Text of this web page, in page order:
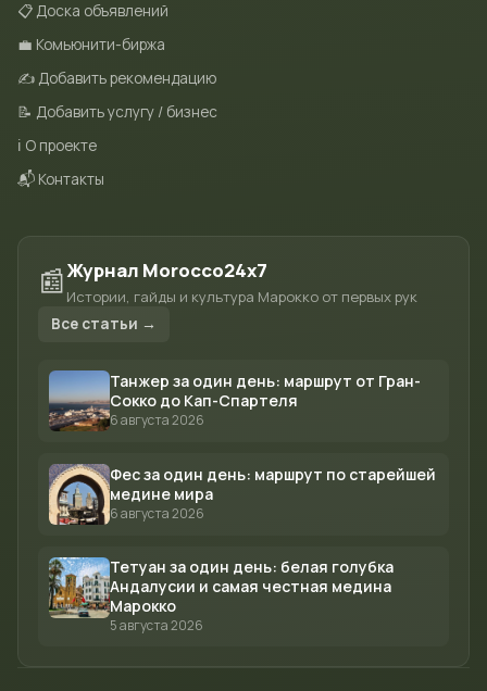
📋 Доска объявлений
💼 Комьюнити-биржа
✍️ Добавить рекомендацию
📝 Добавить услугу / бизнес
ℹ️ О проекте
📬 Контакты
📰Журнал Morocco24x7
Истории, гайды и культура Марокко от первых рук
Все статьи →
Танжер за один день: маршрут от Гран-
Сокко до Кап-Спартеля
6 августа 2026
Фес за один день: маршрут по старейшей
медине мира
6 августа 2026
Тетуан за один день: белая голубка
Андалусии и самая честная медина
Марокко
5 августа 2026